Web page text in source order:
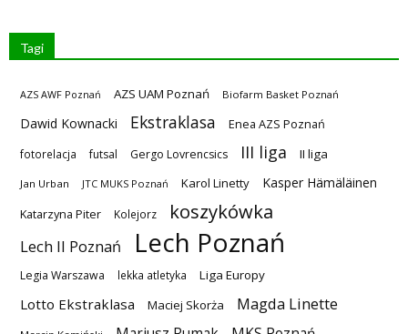
Tagi
AZS AWF Poznań AZS UAM Poznań Biofarm Basket Poznań
Dawid Kownacki Ekstraklasa Enea AZS Poznań
fotorelacja futsal Gergo Lovrencsics III liga II liga
Jan Urban JTC MUKS Poznań Karol Linetty Kasper Hämäläinen
Katarzyna Piter Kolejorz koszykówka
Lech II Poznań Lech Poznań
Legia Warszawa lekka atletyka Liga Europy
Lotto Ekstraklasa Maciej Skorża Magda Linette